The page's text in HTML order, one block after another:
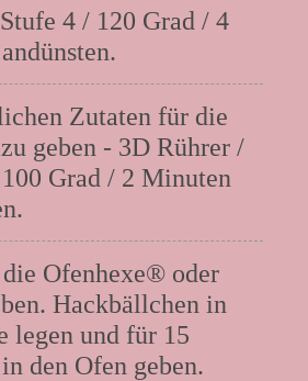
4 / 120 Grad / 4
Zutaten für die
geben - 3D Rührer /
Grad / 2 Minuten
die Ofenhexe® oder
Hackbällchen in
legen und für 15
den Ofen geben.